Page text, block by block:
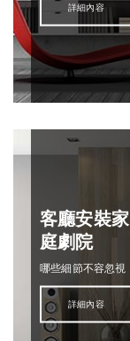
詳細內容
客廳安裝家
庭劇院
哪些細節不容忽視
詳細內容